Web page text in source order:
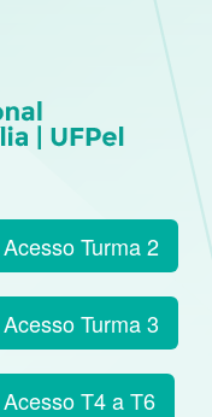
Acesso Turma 2
Acesso Turma 3
Acesso T4 a T6